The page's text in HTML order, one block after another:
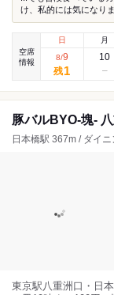
け、私的には気になり
空席
情報
日
8/9
残1
月
10
豚バルBYO-塊-
日本橋駅 367m / ダイ
東京駅八重洲口・日